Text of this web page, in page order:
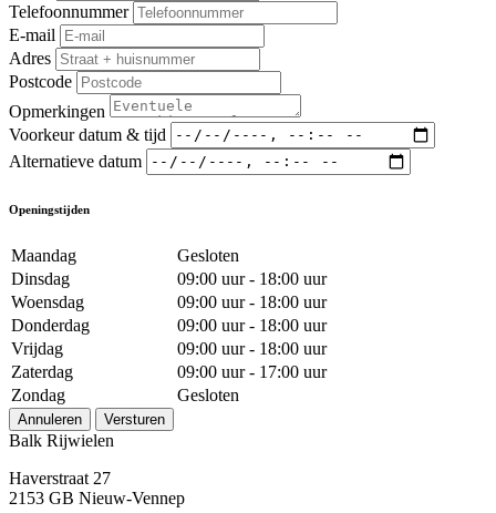
Telefoonnummer
E-mail
Adres
Postcode
Opmerkingen
Voorkeur datum & tijd
Alternatieve datum
Openingstijden
Maandag
Gesloten
Dinsdag
09:00 uur - 18:00 uur
Woensdag
09:00 uur - 18:00 uur
Donderdag
09:00 uur - 18:00 uur
Vrijdag
09:00 uur - 18:00 uur
Zaterdag
09:00 uur - 17:00 uur
Zondag
Gesloten
Annuleren Versturen
Balk Rijwielen
Haverstraat 27
2153 GB Nieuw-Vennep